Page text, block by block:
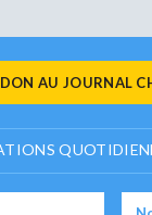
AU JOURNAL